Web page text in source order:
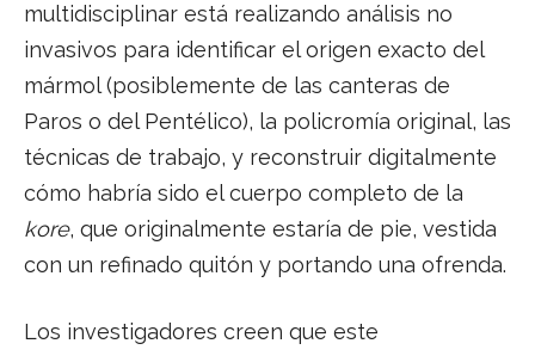
multidisciplinar está realizando análisis no
invasivos para identificar el origen exacto del
mármol (posiblemente de las canteras de
Paros o del Pentélico), la policromía original, las
técnicas de trabajo, y reconstruir digitalmente
cómo habría sido el cuerpo completo de la
kore, que originalmente estaría de pie, vestida
con un refinado quitón y portando una ofrenda.
Los investigadores creen que este